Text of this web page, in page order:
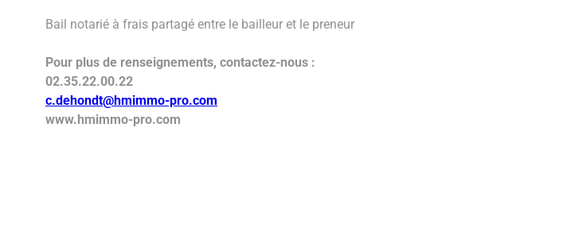
Bail notarié à frais partagé entre le bailleur et le preneur
Pour plus de renseignements, contactez-nous :
02.35.22.00.22
c.dehondt@hmimmo-pro.com
www.hmimmo-pro.com